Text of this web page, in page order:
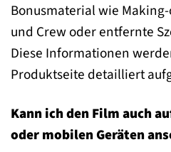
Bonusmaterial wie
und Crew oder entfernte
Diese Informationen
Produktseite detailliert
Kann ich den Film auch
oder mobilen Geräten